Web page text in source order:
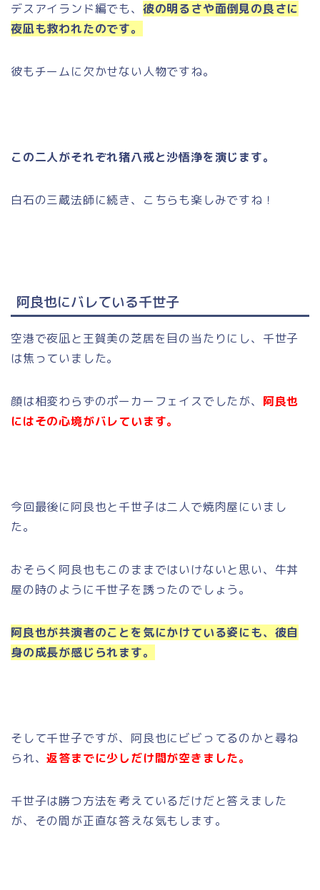
デスアイランド編でも、 彼の明るさや面倒見の良さに
夜凪も救われたのです。
彼もチームに欠かせない人物ですね。
この二人がそれぞれ猪八戒と沙悟浄を演じます。
白石の三蔵法師に続き、こちらも楽しみですね！
阿良也にバレている千世子
空港で夜凪と王賀美の芝居を目の当たりにし、千世子
は焦っていました。
顔は相変わらずのポーカーフェイスでしたが、 阿良也
にはその心境がバレています。
今回最後に阿良也と千世子は二人で焼肉屋にいまし
た。
おそらく阿良也もこのままではいけないと思い、牛丼
屋の時のように千世子を誘ったのでしょう。
阿良也が共演者のことを気にかけている姿にも、彼自
身の成長が感じられます。
そして千世子ですが、阿良也にビビってるのかと尋ね
られ、返答までに少しだけ間が空きました。
千世子は勝つ方法を考えているだけだと答えました
が、その間が正直な答えな気もします。